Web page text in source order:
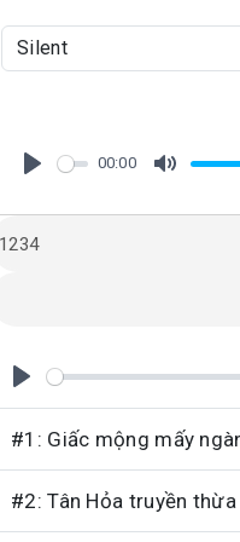
00:00
P
l
a
y
#1: Giấc mộng mấy
#2: Tân Hỏa truyền thừa